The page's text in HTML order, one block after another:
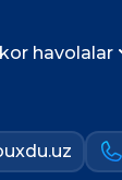
havolalar